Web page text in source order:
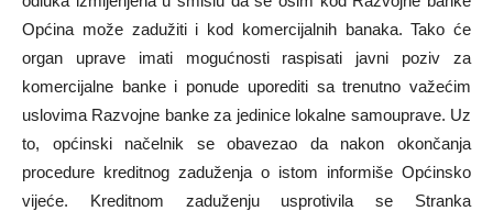
Općina može zadužiti i kod komercijalnih banaka. Tako će
organ uprave imati mogućnosti raspisati javni poziv za
komercijalne banke i ponude uporediti sa trenutno važećim
uslovima Razvojne banke za jedinice lokalne samouprave. Uz
to, općinski načelnik se obavezao da nakon okončanja
procedure kreditnog zaduženja o istom informiše Općinsko
vijeće. Kreditnom zaduženju usprotivila se Stranka